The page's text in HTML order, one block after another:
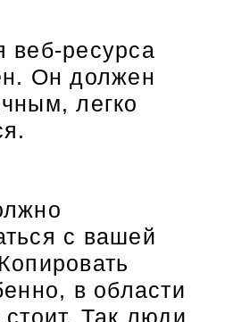
веб-ресурса
Он должен
легко
с вашей
в области
Так люди